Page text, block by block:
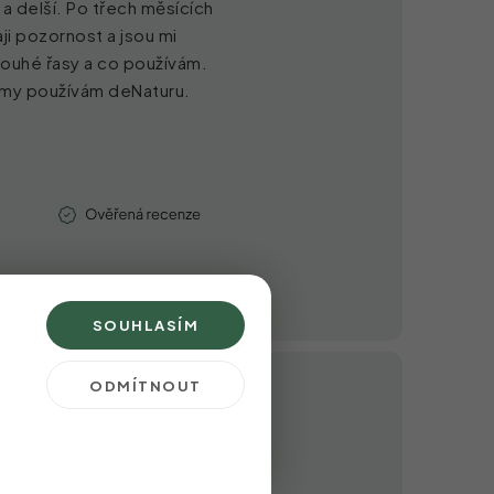
ODMÍTNOUT
SOUHLASÍM
delší. Po třech měsících
pozornost a jsou mi
řasy a co používám.
používám deNaturu.